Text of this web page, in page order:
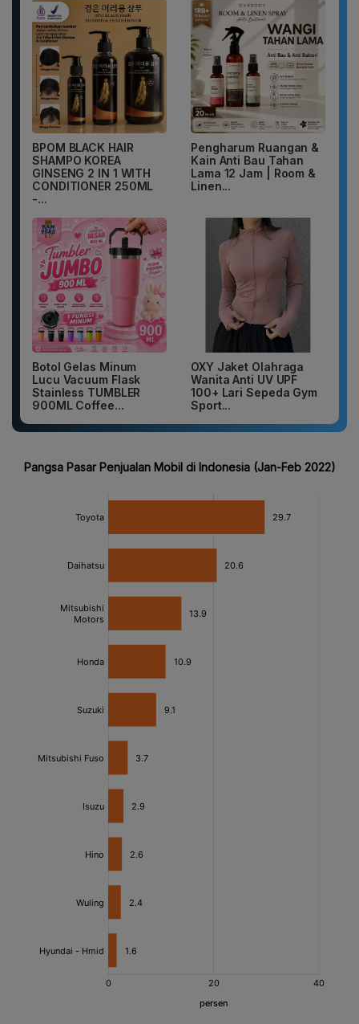
BPOM BLACK HAIR
SHAMPO KOREA
GINSENG 2 IN 1 WITH
CONDITIONER 250ML
-...
Pengharum Ruangan &
Kain Anti Bau Tahan
Lama 12 Jam | Room &
Linen...
Botol Gelas Minum
Lucu Vacuum Flask
Stainless TUMBLER
900ML Coffee...
OXY Jaket Olahraga
Wanita Anti UV UPF
100+ Lari Sepeda Gym
Sport...